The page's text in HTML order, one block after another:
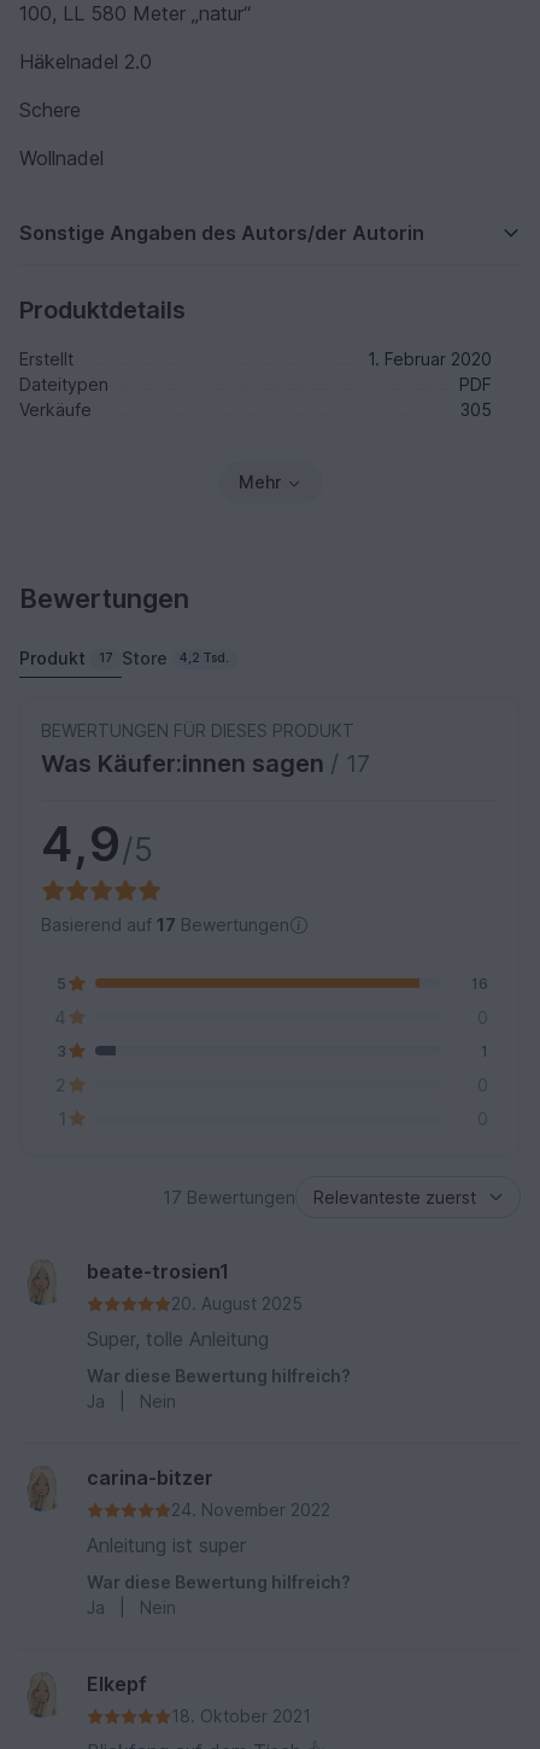
100, LL 580 Meter „natur“
Häkelnadel 2.0
Schere
Wollnadel
Sonstige Angaben des Autors/der Autorin
Produktdetails
Erstellt
1. Februar 2020
Dateitypen
PDF
Verkäufe
305
Mehr
Bewertungen
Produkt 17 Store 4,2 Tsd.
BEWERTUNGEN FÜR DIESES PRODUKT
Was Käufer:innen sagen / 17
4,9/5
Basierend auf 17 Bewertungen
5 16
4 0
3 1
2
0
1
0
17 Bewertungen
beate-trosien1
20. August 2025
Super, tolle Anleitung
War diese Bewertung hilfreich?
Ja
Nein
carina-bitzer
24. November 2022
Anleitung ist super
War diese Bewertung hilfreich?
Ja
Nein
Elkepf
18. Oktober 2021